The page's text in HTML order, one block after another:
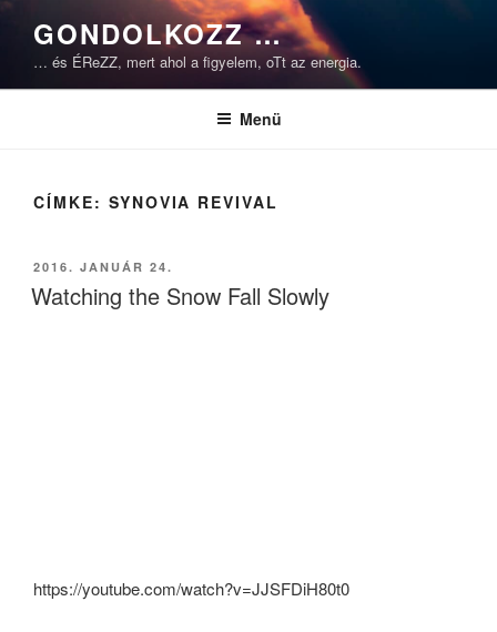
Tartalomhoz
GONDOLKOZZ …
… és ÉReZZ, mert ahol a figyelem, oTt az energia.
Menü
CÍMKE: SYNOVIA REVIVAL
BEKÜLDVE:
2016. JANUÁR 24.
Watching the Snow Fall Slowly
https://youtube.com/watch?v=JJSFDiH80t0